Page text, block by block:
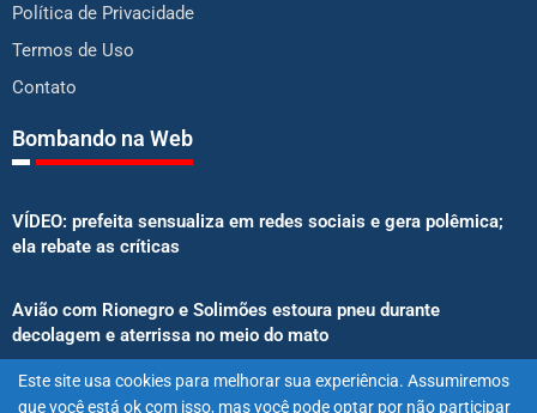
Política de Privacidade
Termos de Uso
Contato
Bombando na Web
VÍDEO: prefeita sensualiza em redes sociais e gera polêmica;
ela rebate as críticas
Avião com Rionegro e Solimões estoura pneu durante
decolagem e aterrissa no meio do mato
Senado aprova proibição de atletas e influenciadores em
Este site usa cookies para melhorar sua experiência. Assumiremos
que você está ok com isso, mas você pode optar por não participar